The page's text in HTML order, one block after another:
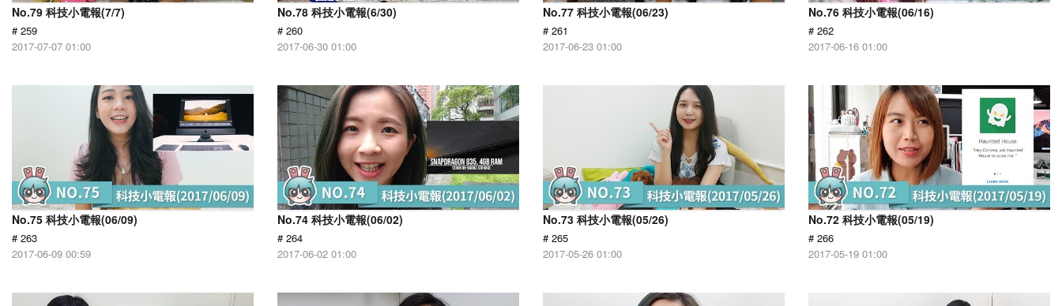
No.79 科技小電報(7/7)
# 259
2017-07-07 01:00
No.78 科技小電報(6/30)
# 260
2017-06-30 01:00
No.77 科技小電報(06/23)
# 261
2017-06-23 01:00
No.76 科技小電報(06/16)
# 262
2017-06-16 01:00
No.75 科技小電報(06/09)
# 263
2017-06-09 00:59
No.74 科技小電報(06/02)
# 264
2017-06-02 01:00
No.73 科技小電報(05/26)
# 265
2017-05-26 01:00
No.72 科技小電報(05/19)
# 266
2017-05-19 01:00